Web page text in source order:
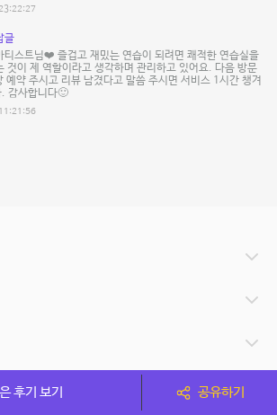
글
티스트님❤️ 즐겁고 재밌는 연습이 되려면 쾌적한 연습실을
것이 제 역할이라고 생각하며 관리하고 있어요. 다음 방문
예약 주시고 리뷰 남겼다고 말씀 주시면 서비스 1시간 챙겨
감사합니다🙂
후기 보기 공유하기